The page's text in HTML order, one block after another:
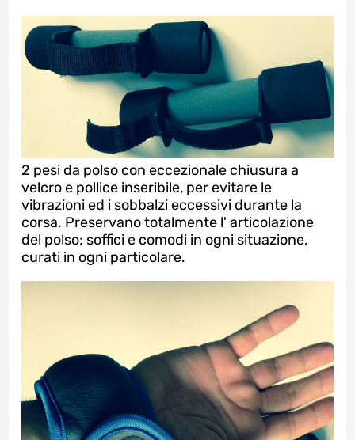
2 pesi da polso con eccezionale chiusura a
velcro e pollice inseribile, per evitare le
vibrazioni ed i sobbalzi eccessivi durante la
corsa. Preservano totalmente l' articolazione
del polso; soffici e comodi in ogni situazione,
curati in ogni particolare.